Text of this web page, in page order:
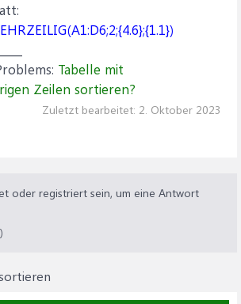
Tabelle mit
Zeilen sortieren?
Zuletzt bearbeitet: 2. Oktober 2023
oder registriert sein, um eine Antwort